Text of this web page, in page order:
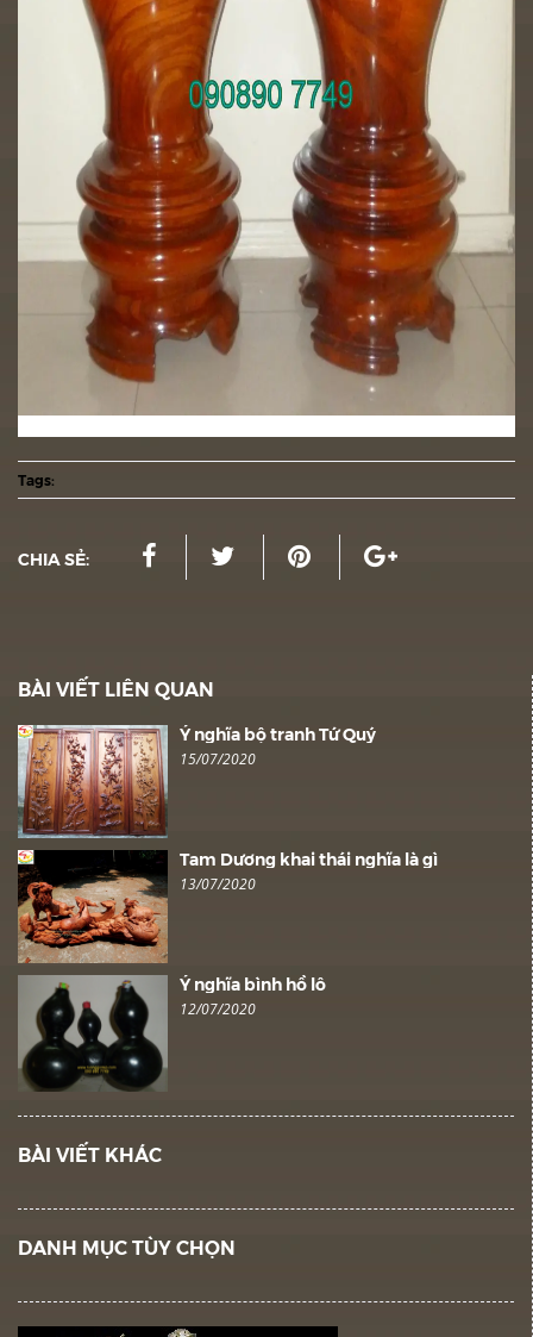
Tags:
CHIA SẺ:
BÀI VIẾT LIÊN QUAN
Ý nghĩa bộ tranh Tứ Quý
15/07/2020
Tam Dương khai thái nghĩa là gì
13/07/2020
Ý nghĩa bình hồ lô
12/07/2020
BÀI VIẾT KHÁC
DANH MỤC TÙY CHỌN